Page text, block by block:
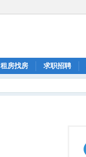
租房找房 求职招聘